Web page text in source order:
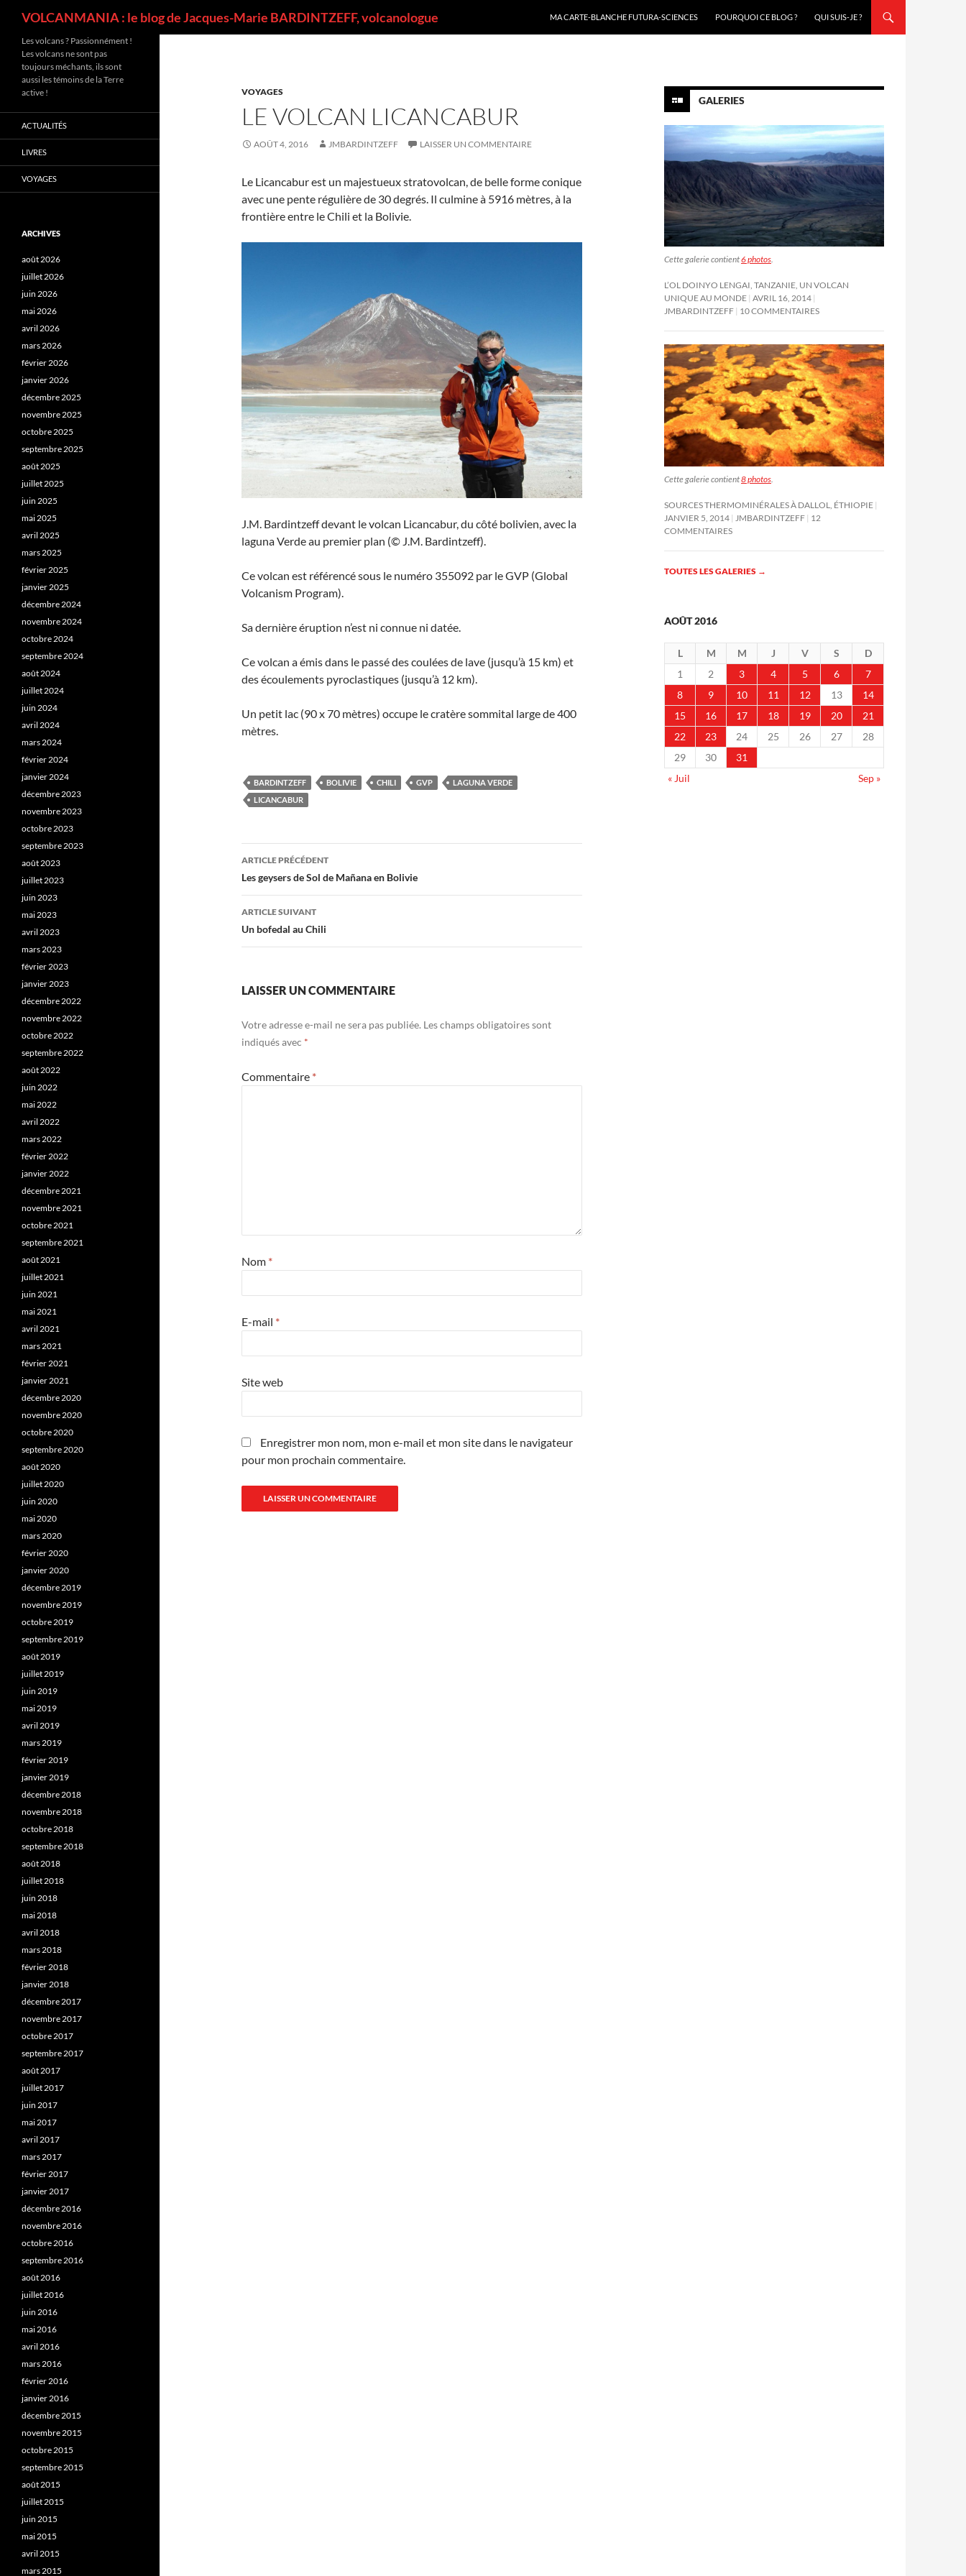
VOLCANMANIA : le blog de Jacques-Marie BARDINTZEFF, volcanologue
MA CARTE-BLANCHE FUTURA-SCIENCES
POURQUOI CE BLOG ? QUI SUIS-JE ?
VOYAGES
LE VOLCAN LICANCABUR
AOÛT 4, 2016 JMBARDINTZEFF LAISSER UN COMMENTAIRE
Le Licancabur est un majestueux stratovolcan, de belle forme conique
avec une pente régulière de 30 degrés. Il culmine à 5916 mètres, à la
frontière entre le Chili et la Bolivie.
J.M. Bardintzeff devant le volcan Licancabur, du côté bolivien, avec la
laguna Verde au premier plan (© J.M. Bardintzeff).
Ce volcan est référencé sous le numéro 355092 par le GVP (Global
Volcanism Program).
Sa dernière éruption n’est ni connue ni datée.
Ce volcan a émis dans le passé des coulées de lave (jusqu’à 15 km) et
des écoulements pyroclastiques (jusqu’à 12 km).
Un petit lac (90 x 70 mètres) occupe le cratère sommital large de 400
mètres.
BARDINTZEFF BOLIVIE CHILI GVP
LAGUNA VERDE
LICANCABUR
Navigation
des
articles
ARTICLE PRÉCÉDENT
Les geysers de Sol de Mañana en Bolivie
ARTICLE SUIVANT
Un bofedal au Chili
LAISSER UN COMMENTAIRE
Votre adresse e-mail ne sera pas publiée. Les champs obligatoires sont
indiqués avec *
Commentaire *
Nom *
E-mail *
Site web
Enregistrer mon nom, mon e-mail et mon site dans le navigateur
pour mon prochain commentaire.
GALERIES
Cette galerie contient6 photos.
L’OL DOINYO LENGAI, TANZANIE, UN VOLCAN
UNIQUE AU MONDE AVRIL 16, 2014
JMBARDINTZEFF 10 COMMENTAIRES
Cette galerie contient8 photos
SOURCES THERMOMINÉRALES À DALLOL, ÉTHIOPIE
JANVIER 5, 2014
JMBARDINTZEFF 12
COMMENTAIRES
TOUTES LES GALERIES →
AOÛT 2016
L M M J V S
D
1
2 3 4 5 6
7
8
9 10 11 12 13
14
15
16 17 18 19 20
21
22
23 24 25 26 27
28
29
30
31
« Juil
Sep »
Les volcans ? Passionnément !
Les volcans ne sont pas
toujours méchants, ils sont
aussi les témoins de la Terre
active !
ACTUALITÉS
LIVRES
VOYAGES
ARCHIVES
août 2026
juillet 2026
juin 2026
mai 2026
avril 2026
mars 2026
février 2026
janvier 2026
décembre 2025
novembre 2025
octobre 2025
septembre 2025
août 2025
juillet 2025
juin 2025
mai 2025
avril 2025
mars 2025
février 2025
janvier 2025
décembre 2024
novembre 2024
octobre 2024
septembre 2024
août 2024
juillet 2024
juin 2024
avril 2024
mars 2024
février 2024
janvier 2024
décembre 2023
novembre 2023
octobre 2023
septembre 2023
août 2023
juillet 2023
juin 2023
mai 2023
avril 2023
mars 2023
février 2023
janvier 2023
décembre 2022
novembre 2022
octobre 2022
septembre 2022
août 2022
juin 2022
mai 2022
avril 2022
mars 2022
février 2022
janvier 2022
décembre 2021
novembre 2021
octobre 2021
septembre 2021
août 2021
juillet 2021
juin 2021
mai 2021
avril 2021
mars 2021
février 2021
janvier 2021
décembre 2020
novembre 2020
octobre 2020
septembre 2020
août 2020
juillet 2020
juin 2020
mai 2020
mars 2020
février 2020
janvier 2020
décembre 2019
novembre 2019
octobre 2019
septembre 2019
août 2019
juillet 2019
juin 2019
mai 2019
avril 2019
mars 2019
février 2019
janvier 2019
décembre 2018
novembre 2018
octobre 2018
septembre 2018
août 2018
juillet 2018
juin 2018
mai 2018
avril 2018
mars 2018
février 2018
janvier 2018
décembre 2017
novembre 2017
octobre 2017
septembre 2017
août 2017
juillet 2017
juin 2017
mai 2017
avril 2017
mars 2017
février 2017
janvier 2017
décembre 2016
novembre 2016
octobre 2016
septembre 2016
août 2016
juillet 2016
juin 2016
mai 2016
avril 2016
mars 2016
février 2016
janvier 2016
décembre 2015
novembre 2015
octobre 2015
septembre 2015
août 2015
juillet 2015
juin 2015
mai 2015
avril 2015
mars 2015